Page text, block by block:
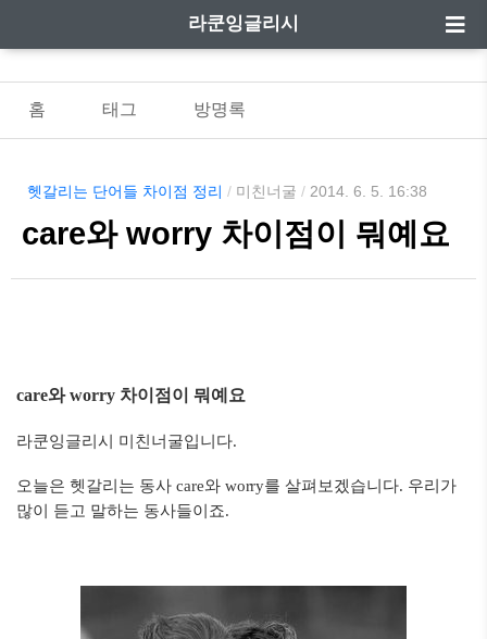
라쿤잉글리시
홈 태그 방명록
헷갈리는 단어들 차이점 정리 / 미친너굴 / 2014. 6. 5. 16:38
care와 worry 차이점이 뭐예요
care와 worry 차이점이 뭐예요
라쿤잉글리시 미친너굴입니다.
오늘은 헷갈리는 동사 care와 worry를 살펴보겠습니다. 우리가
많이 듣고 말하는 동사들이죠.